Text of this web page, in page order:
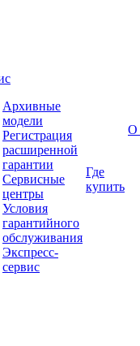
Архивные
модели
Регистрация
расширенной
гарантии
Сервисные
центры
Условия
гарантийного
обслуживания
Экспресс-
сервис
Где
купить
О